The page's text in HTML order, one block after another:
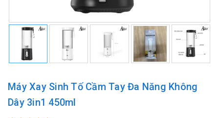
Máy Xay Sinh Tố Cầm Tay Đa Năng Không
Dây 3in1 450ml